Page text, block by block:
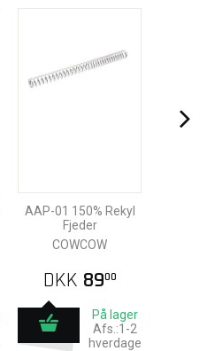
AAP-01 150% Rekyl
Fjeder
COWCOW
DKK 8900
På lager
Afs.:1-2
hverdage